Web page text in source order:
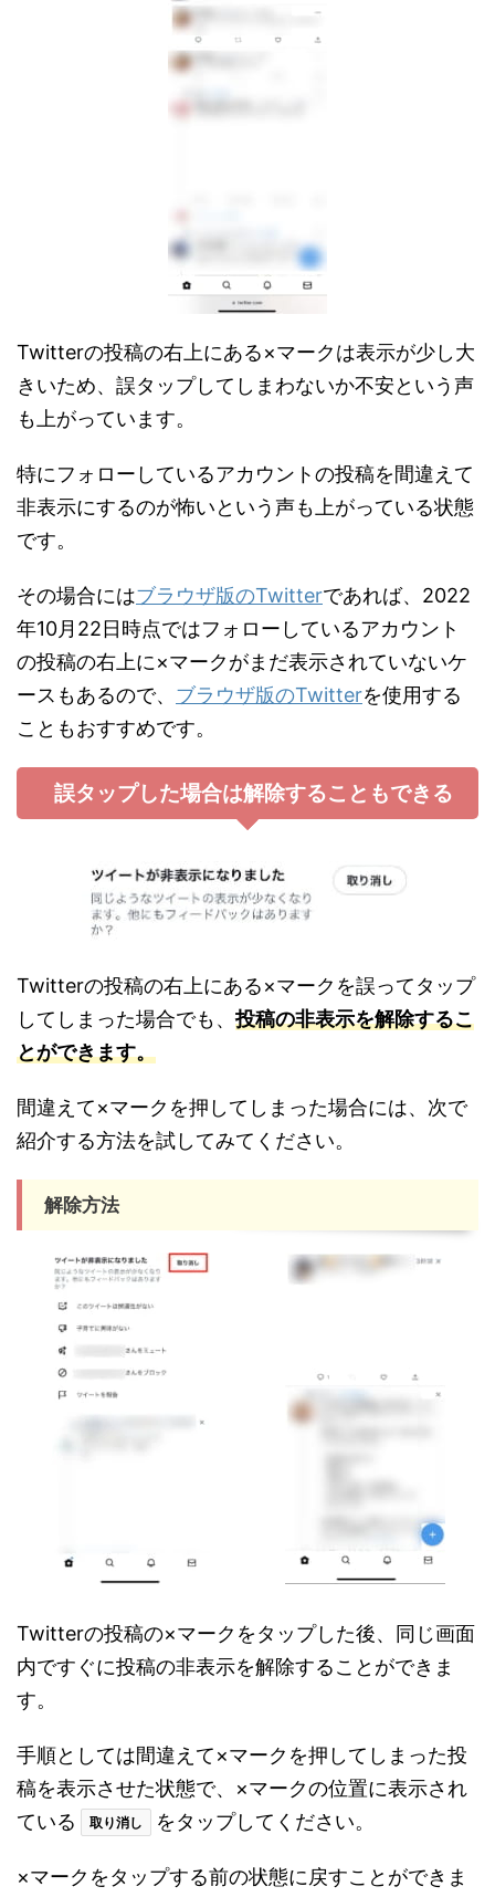
Twitterの投稿の右上にある×マークは表示が少し大
きいため、誤タップしてしまわないか不安という声
も上がっています。
特にフォローしているアカウントの投稿を間違えて
非表示にするのが怖いという声も上がっている状態
です。
その場合にはブラウザ版のTwitterであれば、2022
年10月22日時点ではフォローしているアカウント
の投稿の右上に×マークがまだ表示されていないケ
ースもあるので、 ブラウザ版のTwitterを使用する
こともおすすめです。
誤タップした場合は解除することもできる
Twitterの投稿の右上にある×マークを誤ってタップ
してしまった場合でも、投稿の非表示を解除するこ
とができます。
間違えて×マークを押してしまった場合には、次で
紹介する方法を試してみてください。
解除方法
Twitterの投稿の×マークをタップした後、同じ画面
内ですぐに投稿の非表示を解除することができま
す。
手順としては間違えて×マークを押してしまった投
稿を表示させた状態で、×マークの位置に表示され
ている
取り消し をタップしてください。
×マークをタップする前の状態に戻すことができま